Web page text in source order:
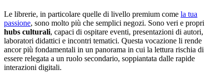
Le librerie, in particolare quelle di livello premium come la tua
passione, sono molto più che semplici negozi. Sono veri e propri
hubs culturali, capaci di ospitare eventi, presentazioni di autori,
laboratori didattici e incontri tematici. Questa vocazione li rende
ancor più fondamentali in un panorama in cui la lettura rischia di
essere relegata a un ruolo secondario, soppiantata dalle rapide
interazioni digitali.